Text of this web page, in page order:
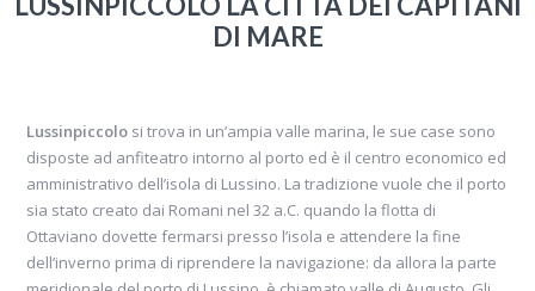
DI MARE
Lussinpiccolo si trova in un’ampia valle marina, le sue case sono
disposte ad anfiteatro intorno al porto ed è il centro economico ed
amministrativo dell’isola di Lussino. La tradizione vuole che il porto
sia stato creato dai Romani nel 32 a.C. quando la flotta di
Ottaviano dovette fermarsi presso l’isola e attendere la fine
dell’inverno prima di riprendere la navigazione: da allora la parte